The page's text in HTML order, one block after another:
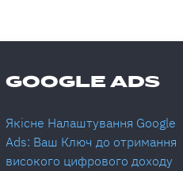
GOOGLE ADS
Якісне Налаштування Google
Ads: Ваш Ключ до отримання
високого цифрового доходу